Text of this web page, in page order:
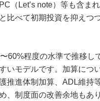
（Let’s note）等も含ま
比べて初期投資を抑えつ
60%程度の水準で推移し
いモデルです。加算につ
推進体制加算、ADL維持
、制度面の改善余地もあ